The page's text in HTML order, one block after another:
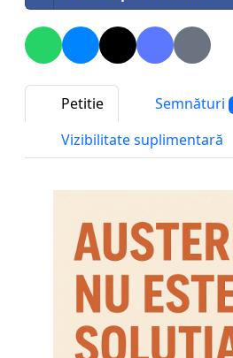
Petitie Semnături
Vizibilitate suplimentară